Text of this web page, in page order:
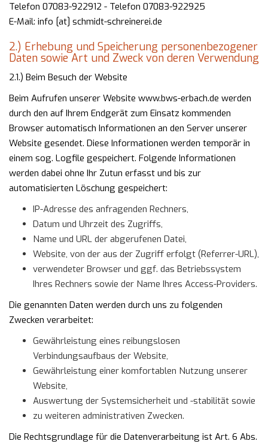
Telefon 07083-922912 - Telefon 07083-922925
E-Mail: info [at] schmidt-schreinerei.de
2.) Erhebung und Speicherung personenbezogener
Daten sowie Art und Zweck von deren Verwendung
2.1.) Beim Besuch der Website
Beim Aufrufen unserer Website www.bws-erbach.de werden
durch den auf Ihrem Endgerät zum Einsatz kommenden
Browser automatisch Informationen an den Server unserer
Website gesendet. Diese Informationen werden temporär in
einem sog. Logfile gespeichert. Folgende Informationen
werden dabei ohne Ihr Zutun erfasst und bis zur
automatisierten Löschung gespeichert:
IP-Adresse des anfragenden Rechners,
Datum und Uhrzeit des Zugriffs,
Name und URL der abgerufenen Datei,
Website, von der aus der Zugriff erfolgt (Referrer-URL),
verwendeter Browser und ggf. das Betriebssystem
Ihres Rechners sowie der Name Ihres Access-Providers.
Die genannten Daten werden durch uns zu folgenden
Zwecken verarbeitet:
Gewährleistung eines reibungslosen
Verbindungsaufbaus der Website,
Gewährleistung einer komfortablen Nutzung unserer
Website,
Auswertung der Systemsicherheit und -stabilität sowie
zu weiteren administrativen Zwecken.
Die Rechtsgrundlage für die Datenverarbeitung ist Art. 6 Abs.